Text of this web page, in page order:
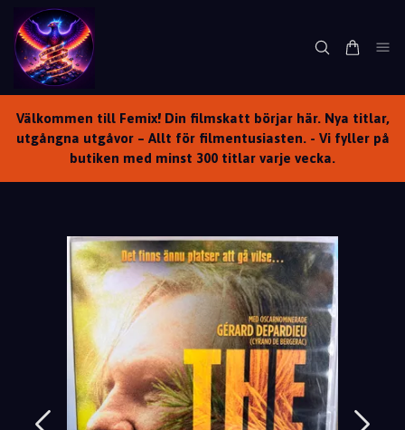
Välkommen till Femix! Din filmskatt börjar här. Nya titlar,
utgångna utgåvor – Allt för filmentusiasten. - Vi fyller på
butiken med minst 300 titlar varje vecka.